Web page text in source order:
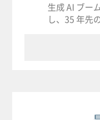
生成 AI ブー
し、35 年先